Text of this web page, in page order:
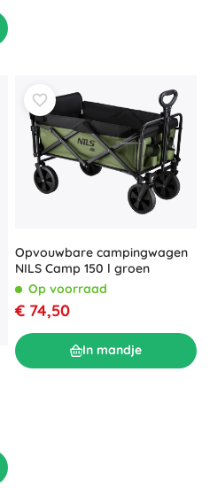
Opvouwbare campingwagen
NILS Camp 150 l groen
Op voorraad
€ 74,50
In mandje